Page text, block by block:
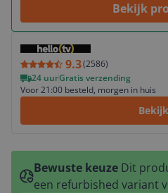
Bekijk
9.3(2586)
24 uurGratis verzending
Voor 21:00 besteld, morgen in huis
Bekijk
Bewuste keuze Dit
een refurbished variant